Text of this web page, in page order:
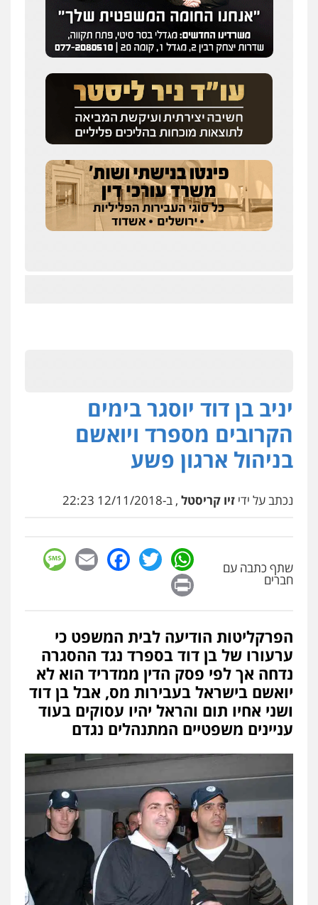
יניב בן דוד יוסגר בימים
הקרובים מספרד ויואשם
בניהול ארגון פשע
נכתב על ידי זיו קריסטל , ב-12/11/2018 22:23
שתף כתבה עם
חברים
WhatsApp
Twitter
Facebook
Email
הפרקליטות הודיעה לבית המשפט כי
ערעורו של בן דוד בספרד נגד ההסגרה
נדחה אך לפי פסק הדין ממדריד הוא לא
יואשם בישראל בעבירות מס, אבל בן דוד
ושני אחיו תום והראל יהיו עסוקים בעוד
עניינים משפטיים המתנהלים נגדם